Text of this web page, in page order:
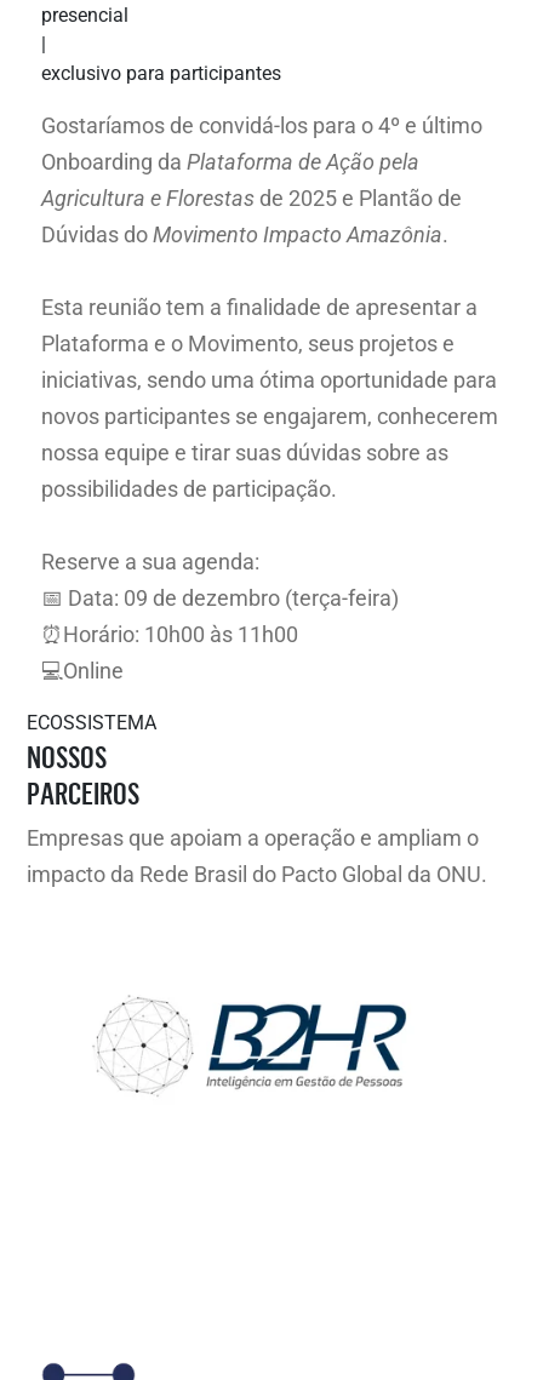
presencial
exclusivo para participantes
Gostaríamos de convidá-los para o 4º e último
Onboarding daPlataforma de Ação pela
Agricultura e Florestas de 2025 e Plantão de
Dúvidas doMovimento Impacto Amazônia.
Esta reunião tem a finalidade de apresentar a
Plataforma e o Movimento, seus projetos e
iniciativas, sendo uma ótima oportunidade para
novos participantes se engajarem, conhecerem
nossa equipe e tirar suas dúvidas sobre as
possibilidades de participação.
Reserve a sua agenda:
📅 Data: 09 de dezembro (terça-feira)
⏰Horário: 10h00 às 11h00
💻Online
ECOSSISTEMA
NOSSOS
PARCEIROS
Empresas que apoiam a operação e ampliam o
impacto da Rede Brasil do Pacto Global da ONU.